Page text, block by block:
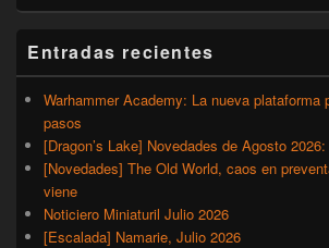
Entradas recientes
Warhammer Academy: La nueva plataforma
pasos
[Dragon’s Lake] Novedades de Agosto
[Novedades] The Old World, caos en
viene
Noticiero Miniaturil Julio 2026
[Escalada] Namarie, Julio 2026